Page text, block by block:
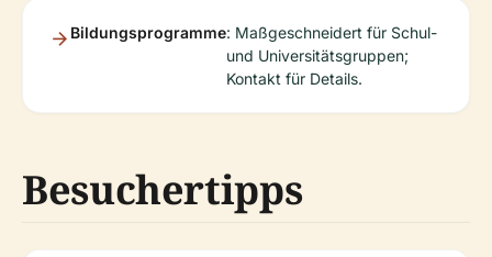
Bildungsprogramme: Maßgeschneidert für Schul-
und Universitätsgruppen;
Kontakt für Details.
Besuchertipps